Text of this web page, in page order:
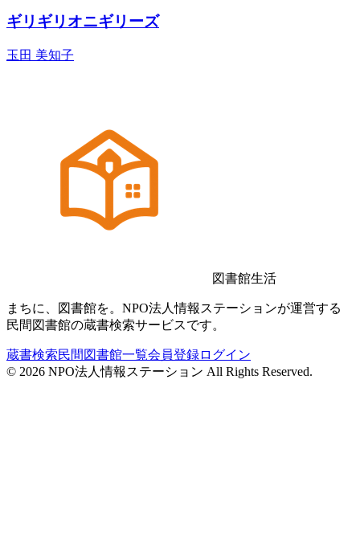
ギリギリオニギリーズ
玉田 美知子
図書館生活
まちに、図書館を。NPO法人情報ステーションが運営する
民間図書館の蔵書検索サービスです。
蔵書検索民間図書館一覧会員登録ログイン
© 2026 NPO法人情報ステーション All Rights Reserved.